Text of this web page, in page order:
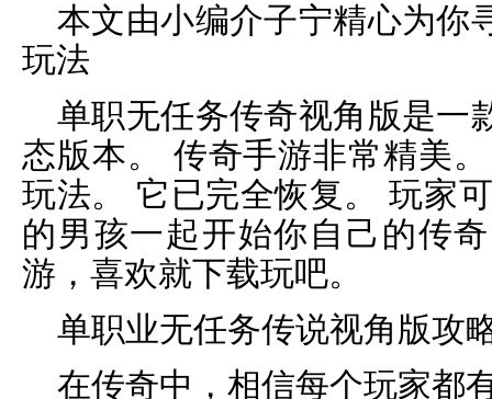
本文由小编介子宁精心为你
玩法
单职无任务传奇视角版是一
态版本。 传奇手游非常精美
玩法。 它已完全恢复。 玩家
的男孩一起开始你自己的传
游，喜欢就下载玩吧。
单职业无任务传说视角版攻
在传奇中，相信每个玩家都